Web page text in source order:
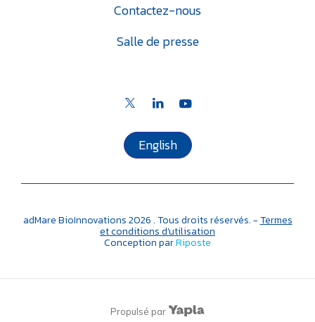
Contactez-nous
Salle de presse
English
adMare BioInnovations2026. Tous droits réservés. -Termes
et conditions d'utilisation
Conception parRiposte
Propulsé par